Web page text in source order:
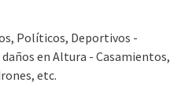
Políticos, Deportivos -
en Altura - Casamientos,
etc.